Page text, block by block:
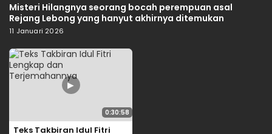
Misteri Hilangnya seorang bocah perempuan asal
Rejang Lebong yang hanyut akhirnya ditemukan
11 Januari 2026
▶
0:30:58
Teks Takbiran Idul Fitri